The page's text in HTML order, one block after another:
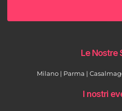
Le Nostre
Milano | Parma |
I nostri